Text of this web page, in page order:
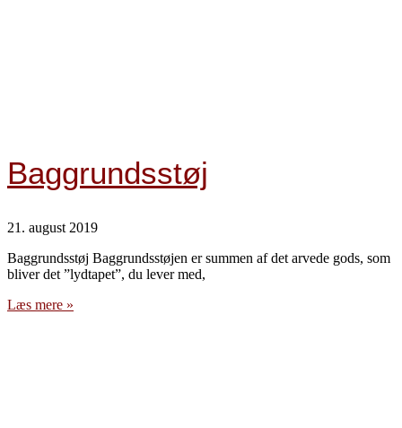
Baggrundsstøj
21. august 2019
Baggrundsstøj Baggrundsstøjen er summen af det arvede gods, som
bliver det ”lydtapet”, du lever med,
Læs mere »